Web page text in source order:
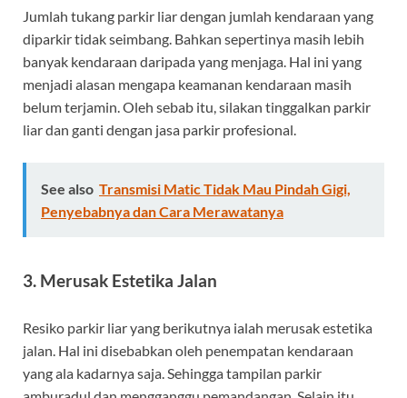
Jumlah tukang parkir liar dengan jumlah kendaraan yang
diparkir tidak seimbang. Bahkan sepertinya masih lebih
banyak kendaraan daripada yang menjaga. Hal ini yang
menjadi alasan mengapa keamanan kendaraan masih
belum terjamin. Oleh sebab itu, silakan tinggalkan parkir
liar dan ganti dengan jasa parkir profesional.
See also Transmisi Matic Tidak Mau Pindah Gigi,
Penyebabnya dan Cara Merawatanya
3. Merusak Estetika Jalan
Resiko parkir liar yang berikutnya ialah merusak estetika
jalan. Hal ini disebabkan oleh penempatan kendaraan
yang ala kadarnya saja. Sehingga tampilan parkir